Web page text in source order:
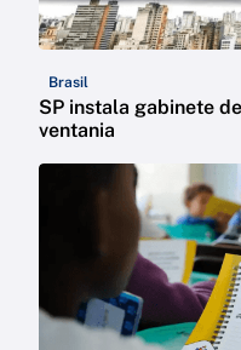
Brasil
SP instala gabinete
ventania